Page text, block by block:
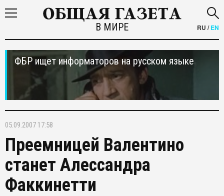
В МИРЕ RU /EN
ФБР ищет информаторов на русском языке
05.09.2007 17:58
Преемницей Валентино
станет Алессандра
Факкинетти